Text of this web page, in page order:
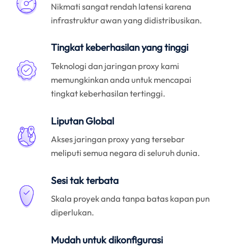
Nikmati sangat rendah latensi karena
infrastruktur awan yang didistribusikan.
Tingkat keberhasilan yang tinggi
Teknologi dan jaringan proxy kami
memungkinkan anda untuk mencapai
tingkat keberhasilan tertinggi.
Liputan Global
Akses jaringan proxy yang tersebar
meliputi semua negara di seluruh dunia.
Sesi tak terbata
Skala proyek anda tanpa batas kapan pun
diperlukan.
Mudah untuk dikonfigurasi